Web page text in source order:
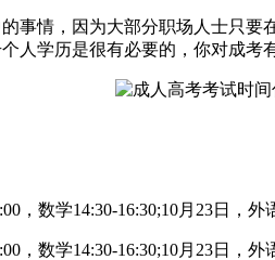
事情，因为大部分职场人士只
人学历是很有必要的，你对成
数学14:30-16:30;10月23日，外
数学14:30-16:30;10月23日，外